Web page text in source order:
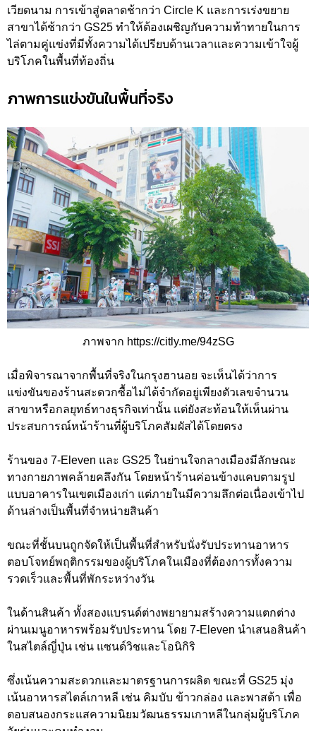
เวียดนาม การเข้าสู่ตลาดช้ากว่า Circle K และการเร่งขยาย
สาขาได้ช้ากว่า GS25 ทำให้ต้องเผชิญกับความท้าทายในการ
ไล่ตามคู่แข่งที่มีทั้งความได้เปรียบด้านเวลาและความเข้าใจผู้
บริโภคในพื้นที่ท้องถิ่น
ภาพการแข่งขันในพื้นที่จริง
ภาพจาก https://citly.me/94zSG
เมื่อพิจารณาจากพื้นที่จริงในกรุงฮานอย จะเห็นได้ว่าการ
แข่งขันของร้านสะดวกซื้อไม่ได้จำกัดอยู่เพียงตัวเลขจำนวน
สาขาหรือกลยุทธ์ทางธุรกิจเท่านั้น แต่ยังสะท้อนให้เห็นผ่าน
ประสบการณ์หน้าร้านที่ผู้บริโภคสัมผัสได้โดยตรง
ร้านของ 7-Eleven และ GS25 ในย่านใจกลางเมืองมีลักษณะ
ทางกายภาพคล้ายคลึงกัน โดยหน้าร้านค่อนข้างแคบตามรูป
แบบอาคารในเขตเมืองเก่า แต่ภายในมีความลึกต่อเนื่องเข้าไป
ด้านล่างเป็นพื้นที่จำหน่ายสินค้า
ขณะที่ชั้นบนถูกจัดให้เป็นพื้นที่สำหรับนั่งรับประทานอาหาร
ตอบโจทย์พฤติกรรมของผู้บริโภคในเมืองที่ต้องการทั้งความ
รวดเร็วและพื้นที่พักระหว่างวัน
ในด้านสินค้า ทั้งสองแบรนด์ต่างพยายามสร้างความแตกต่าง
ผ่านเมนูอาหารพร้อมรับประทาน โดย 7-Eleven นำเสนอสินค้า
ในสไตล์ญี่ปุ่น เช่น แซนด์วิชและโอนิกิริ
ซึ่งเน้นความสะดวกและมาตรฐานการผลิต ขณะที่ GS25 มุ่ง
เน้นอาหารสไตล์เกาหลี เช่น คิมบับ ข้าวกล่อง และพาสต้า เพื่อ
ตอบสนองกระแสความนิยมวัฒนธรรมเกาหลีในกลุ่มผู้บริโภค